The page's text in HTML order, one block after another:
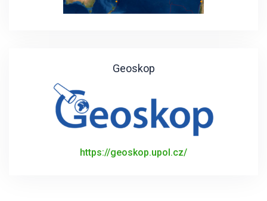
Geoskop
https://geoskop.upol.cz/